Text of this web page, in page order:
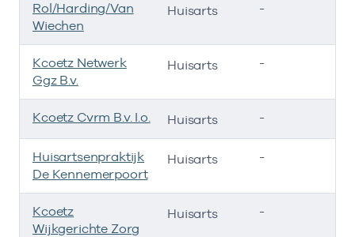
Rol/Harding/Van
Wiechen
Huisarts -
Kcoetz Netwerk
Ggz B.v.
Huisarts -
Kcoetz Cvrm B.v. I.o. Huisarts -
Huisartsenpraktijk
De Kennemerpoort
Huisarts -
Kcoetz
Wijkgerichte Zorg
Huisarts -